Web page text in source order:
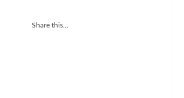
Share this...